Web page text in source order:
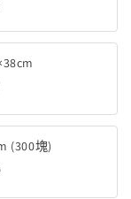
(300塊)